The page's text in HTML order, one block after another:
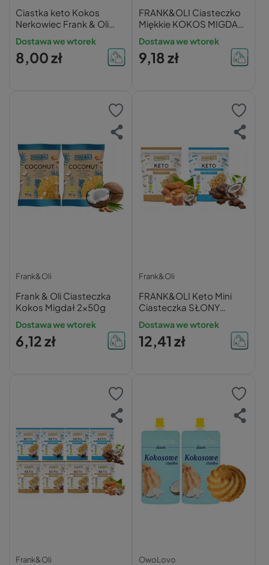
Ciastka keto Kokos
Nerkowiec Frank & Oli
dwupak
Dostawa we wtorek
8,00 zł
FRANK&OLI Ciasteczko
Miękkie KOKOS MIGDAŁ
Bez Cukru 50g x3
Dostawa we wtorek
9,18 zł
Frank&Oli
Frank & Oli Ciasteczka
Kokos Migdał 2x50g
Dostawa we wtorek
6,12 zł
Frank&Oli
FRANK&OLI Keto Mini
Ciasteczka SŁONY
KARMEL KOKOS
CZEKOLADA 90g x2
Dostawa we wtorek
12,41 zł
Frank&Oli OwoLovo